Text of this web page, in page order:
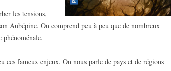
les tensions,
Aubépine. On comprend peu à peu que de nombreux
phénoménale.
ces fameux enjeux. On nous parle de pays et de régions